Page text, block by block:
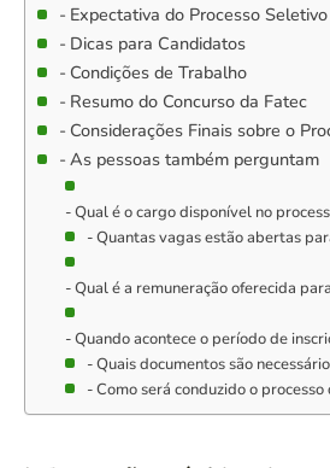
Expectativa do Processo Seletivo
Dicas para Candidatos
Condições de Trabalho
Resumo do Concurso da Fatec
Considerações Finais sobre o
As pessoas também perguntam
Qual é o cargo disponível no
Quantas vagas estão abertas
Qual é a remuneração oferecida
Quando acontece o período de
Quais documentos são
Como será conduzido o processo